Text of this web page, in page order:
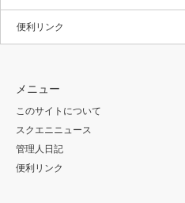
便利リンク
メニュー
このサイトについて
スクエニニュース
管理人日記
便利リンク